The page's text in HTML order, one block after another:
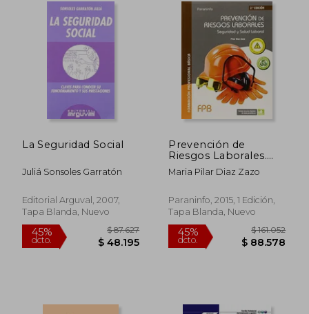
dcto. $ 120.516 dcto.
La Seguridad Social
Juliá Sonsoles Garratón
Editorial Arguval, 2007,
Tapa Blanda, Nuevo
Prevención de
Riesgos Laborales.
Seguridad y Salud
Laboral
Maria Pilar Diaz Zazo
Paraninfo, 2015, 1 Edición,
Tapa Blanda, Nuevo